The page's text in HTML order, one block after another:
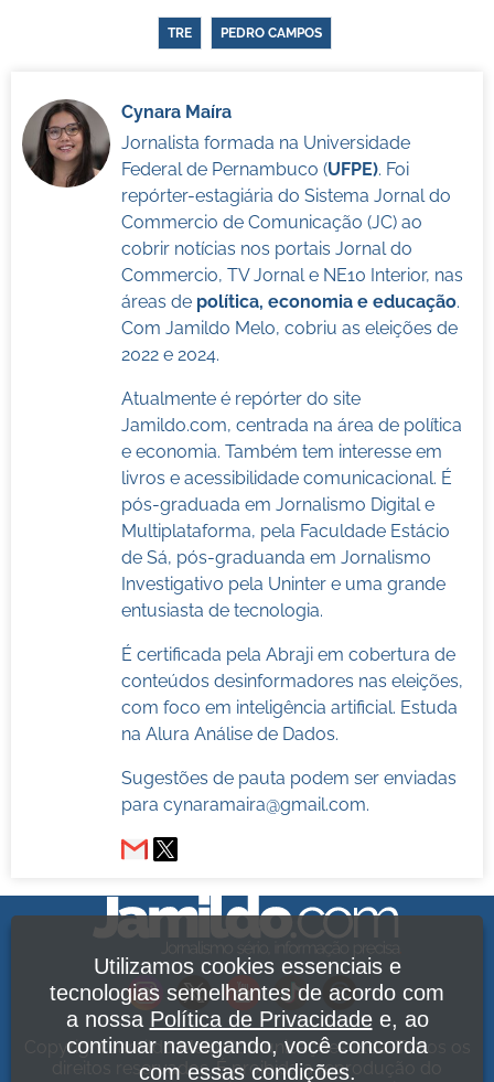
TRE PEDRO CAMPOS
Cynara Maíra
Jornalista formada na Universidade
Federal de Pernambuco (UFPE). Foi
repórter-estagiária do Sistema Jornal do
Commercio de Comunicação (JC) ao
cobrir notícias nos portais Jornal do
Commercio, TV Jornal e NE10 Interior, nas
áreas de política, economia e educação.
Com Jamildo Melo, cobriu as eleições de
2022 e 2024.
Atualmente é repórter do site
Jamildo.com, centrada na área de política
e economia. Também tem interesse em
livros e acessibilidade comunicacional. É
pós-graduada em Jornalismo Digital e
Multiplataforma, pela Faculdade Estácio
de Sá, pós-graduanda em Jornalismo
Investigativo pela Uninter e uma grande
entusiasta de tecnologia.
É certificada pela Abraji em cobertura de
conteúdos desinformadores nas eleições,
com foco em inteligência artificial. Estuda
na Alura Análise de Dados.
Sugestões de pauta podem ser enviadas
para cynaramaira@gmail.com.
Copyright Jamildo Melo Comunicações Ltda. Todos os
direitos reservados. É proibida a reprodução do
Utilizamos cookies essenciais e
tecnologias semelhantes de acordo com
a nossa Política de Privacidadee, ao
continuar navegando, você concorda
com essas condições.